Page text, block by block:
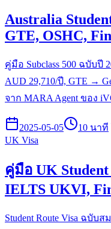
Australia
GTE, OSHC,
คู่มือ Subclass 500 ฉบับปี
AUD 29,710/ปี, GTE →
จาก MARA Agent ของ
2025-05-05
10 นาที
UK Visa
คู่มือ UK
IELTS UKVI,
Student Route Visa ฉบับ